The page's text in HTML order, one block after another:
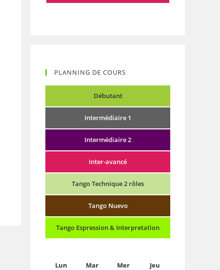
PLANNING DE COURS
Débutant
Intermédiaire 1
Intermédiaire 2
Inter-avancé
Tango Technique 2 rôles
Tango Nuevo
Tango Espression & Interpretation
Lun Mar Mer Jeu